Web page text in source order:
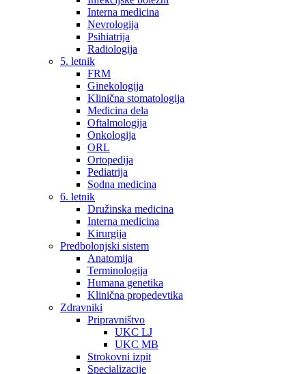
Interna medicina
Nevrologija
Psihiatrija
Radiologija
5. letnik
FRM
Ginekologija
Klinična stomatologija
Medicina dela
Oftalmologija
Onkologija
ORL
Ortopedija
Pediatrija
Sodna medicina
6. letnik
Družinska medicina
Interna medicina
Kirurgija
Predbolonjski sistem
Anatomija
Terminologija
Humana genetika
Klinična propedevtika
Zdravniki
Pripravništvo
UKC LJ
UKC MB
Strokovni izpit
Specializacije